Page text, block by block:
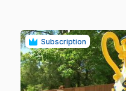
Subscription